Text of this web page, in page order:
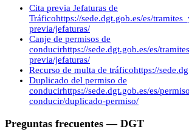
Cita previa Jefaturas de
Tráficohttps://sede.dgt.gob.es/es/
previa/jefaturas/
Canje de permisos de
conducirhttps://sede.dgt.gob.es/es/
previa/jefaturas/
Recurso de multa de tráficohttps://
Duplicado del permiso de
conducirhttps://sede.dgt.gob.es/es/
conducir/duplicado-permiso/
Preguntas frecuentes — DGT